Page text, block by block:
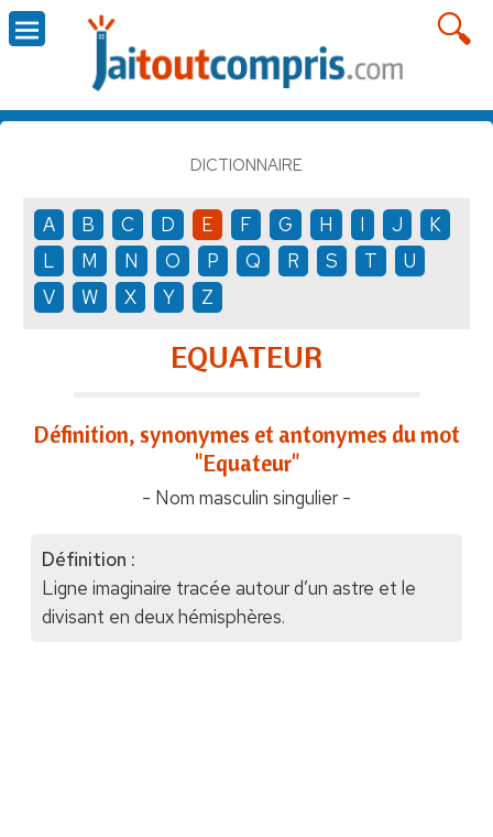
DICTIONNAIRE
A B C D E F G H I J
K
L
M N O P Q R S T
U
V
W X Y Z
EQUATEUR
Définition, synonymes et antonymes du mot
"Equateur"
- Nom masculin singulier -
Définition :
Ligne imaginaire tracée autour d’un astre et le
divisant en deux hémisphères.